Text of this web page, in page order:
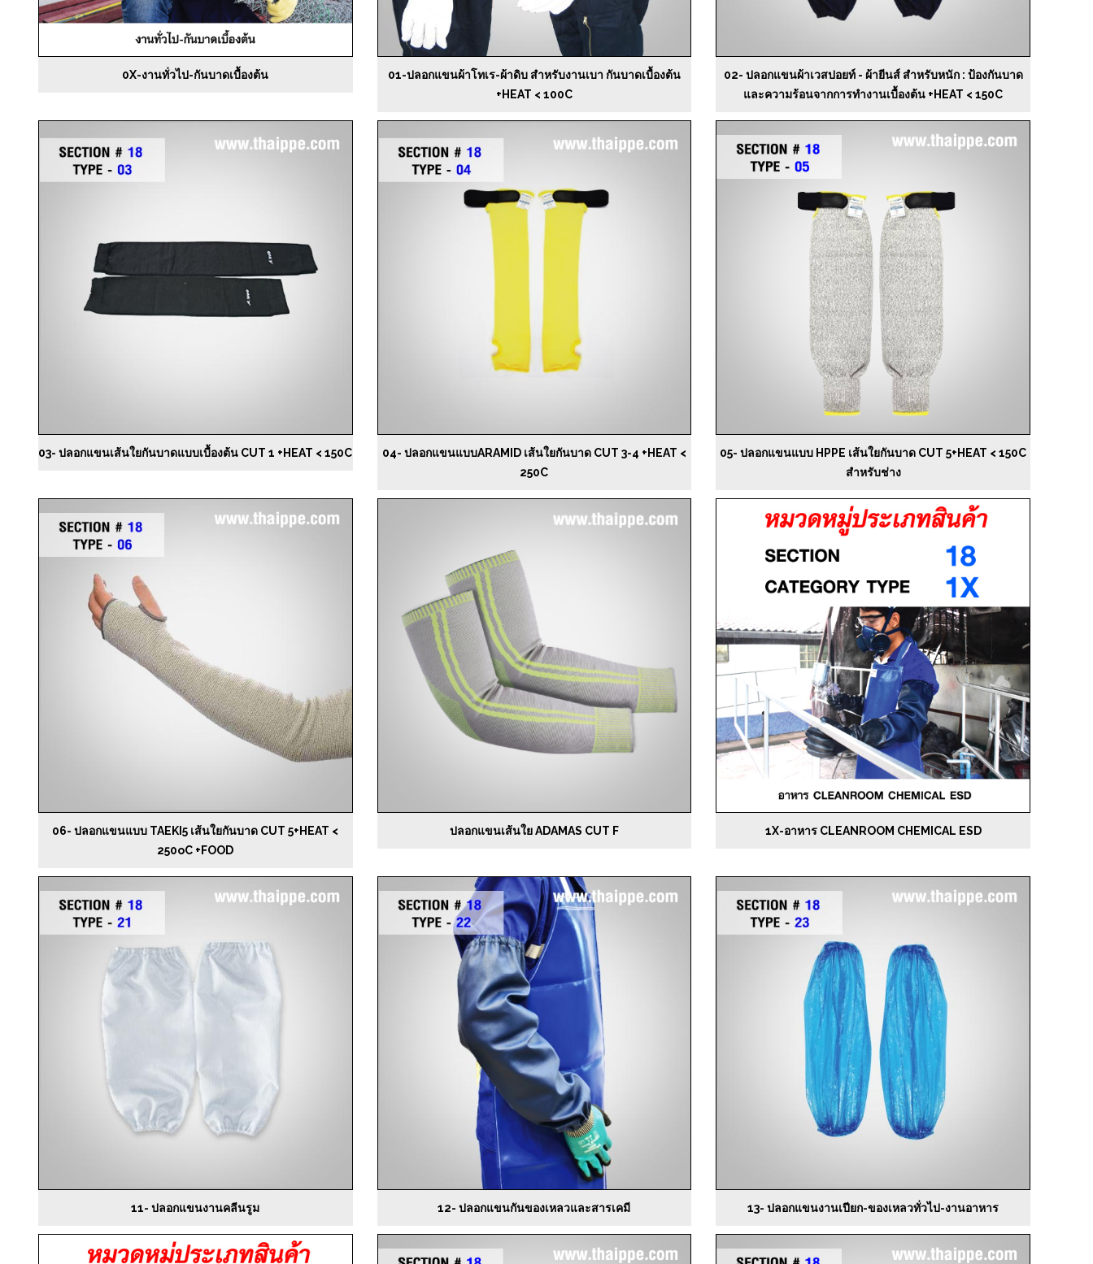
0X-งานทั่วไป-กันบาดเบื้องต้น
01-ปลอกแขนผ้าโทเร-ผ้าดิบ สำหรับงานเบา กันบาดเบื้องต้น
+HEAT < 100C
02- ปลอกแขนผ้าเวสปอยท์ - ผ้ายีนส์ สำหรับหนัก : ป้องกันบาด
และความร้อนจากการทำงานเบื้องต้น +HEAT < 150C
03- ปลอกแขนเส้นใยกันบาดแบบเบื้องต้น CUT 1 +HEAT < 150C
04- ปลอกแขนแบบARAMID เส้นใยกันบาด CUT 3-4 +HEAT <
250C
05- ปลอกแขนแบบ HPPE เส้นใยกันบาด CUT 5+HEAT < 150C
สำหรับช่าง
06- ปลอกแขนแบบ TAEKI5 เส้นใยกันบาด CUT 5+HEAT <
250oC +FOOD
ปลอกแขนเส้นใย ADAMAS CUT F 1X-อาหาร CLEANROOM CHEMICAL ESD
11- ปลอกแขนงานคลีนรูม 12- ปลอกแขนกันของเหลวและสารเคมี 13- ปลอกแขนงานเปียก-ของเหลวทั่วไป-งานอาหาร